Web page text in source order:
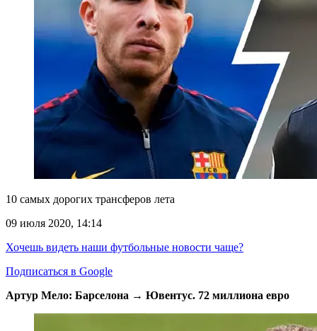
10 самых дорогих трансферов лета
09 июля 2020, 14:14
Хочешь видеть наши футбольные новости чаще?
Подписаться в Google
Артур Мело: Барселона → Ювентус. 72 миллиона евро